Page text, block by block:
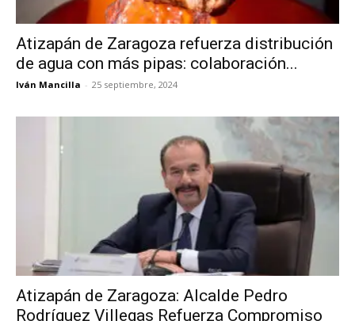
Atizapán de Zaragoza refuerza distribución
de agua con más pipas: colaboración...
Iván Mancilla - 25 septiembre, 2024
Atizapán de Zaragoza: Alcalde Pedro
Rodríguez Villegas Refuerza Compromiso